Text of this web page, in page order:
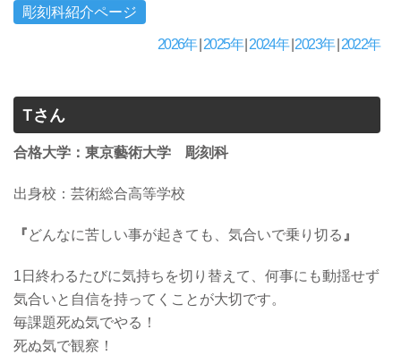
彫刻科紹介ページ
2026年| 2025年| 2024年| 2023年| 2022年
Tさん
合格大学：東京藝術大学 彫刻科
出身校： 芸術総合高等学校
『どんなに苦しい事が起きても、気合いで乗り切る 』
1日終わるたびに気持ちを切り替えて、何事にも動揺せず
気合いと自信を持ってくことが大切です。
毎課題死ぬ気でやる！
死ぬ気で観察！